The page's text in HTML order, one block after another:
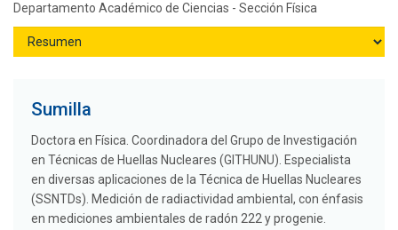
Departamento Académico de Ciencias - Sección Física
Sumilla
Doctora en Física. Coordinadora del Grupo de Investigación
en Técnicas de Huellas Nucleares (GITHUNU). Especialista
en diversas aplicaciones de la Técnica de Huellas Nucleares
(SSNTDs). Medición de radiactividad ambiental, con énfasis
en mediciones ambientales de radón 222 y progenie.